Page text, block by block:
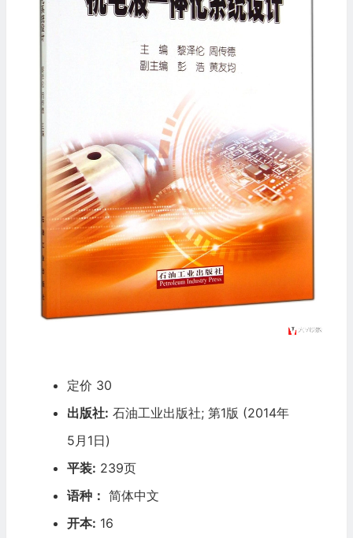
定价 30
出版社: 石油工业出版社; 第1版 (2014年
5月1日)
平装: 239页
语种： 简体中文
开本: 16